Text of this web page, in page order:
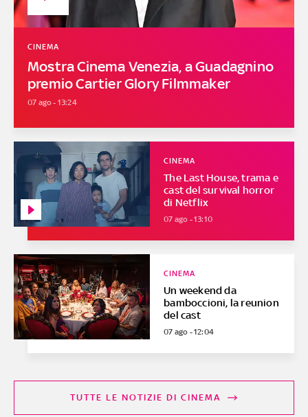
Mostra Cinema Venezia, a Guadagnino
premio Cartier Glory Filmmaker
CINEMA
07 ago - 13:24
The Last House, trama e
cast del survival horror
di Netflix
CINEMA
07 ago - 13:10
Un weekend da
bamboccioni, la reunion
del cast
CINEMA
07 ago - 12:04
TUTTE LE NOTIZIE DI CINEMA